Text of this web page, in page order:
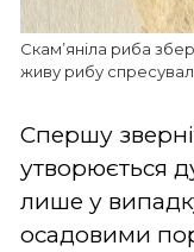
Скам’яніла риба
живу рибу
Спершу
утворюється
лише у
осадовими